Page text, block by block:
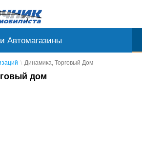
Автомагазины
Динамика, Торговый Дом
дом